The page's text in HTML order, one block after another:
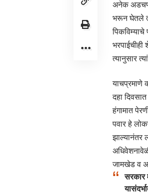
अनेक अडचणी
भरून घेतले
भरपाईचीही
त्यानुसार
याचप्रमाणे
दहा
हंगामात
पवार हे
झाल्यानंतर
जामखेड व
सरकार